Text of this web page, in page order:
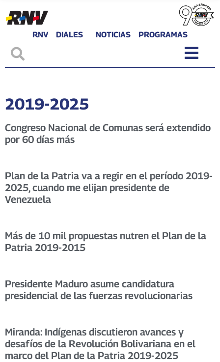
RNV DIALES NOTICIAS PROGRAMAS
2019-2025
Congreso Nacional de Comunas será extendido
por 60 días más
Plan de la Patria va a regir en el período 2019-
2025, cuando me elijan presidente de
Venezuela
Más de 10 mil propuestas nutren el Plan de la
Patria 2019-2015
Presidente Maduro asume candidatura
presidencial de las fuerzas revolucionarias
Miranda: Indígenas discutieron avances y
desafíos de la Revolución Bolivariana en el
marco del Plan de la Patria 2019-2025